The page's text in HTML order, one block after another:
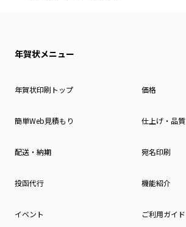
年賀状メニュー
年賀状印刷トップ 価格
簡単Web見積もり 仕上げ・品質
配送・納期 宛名印刷
投函代行 機能紹介
イベント ご利用ガイド